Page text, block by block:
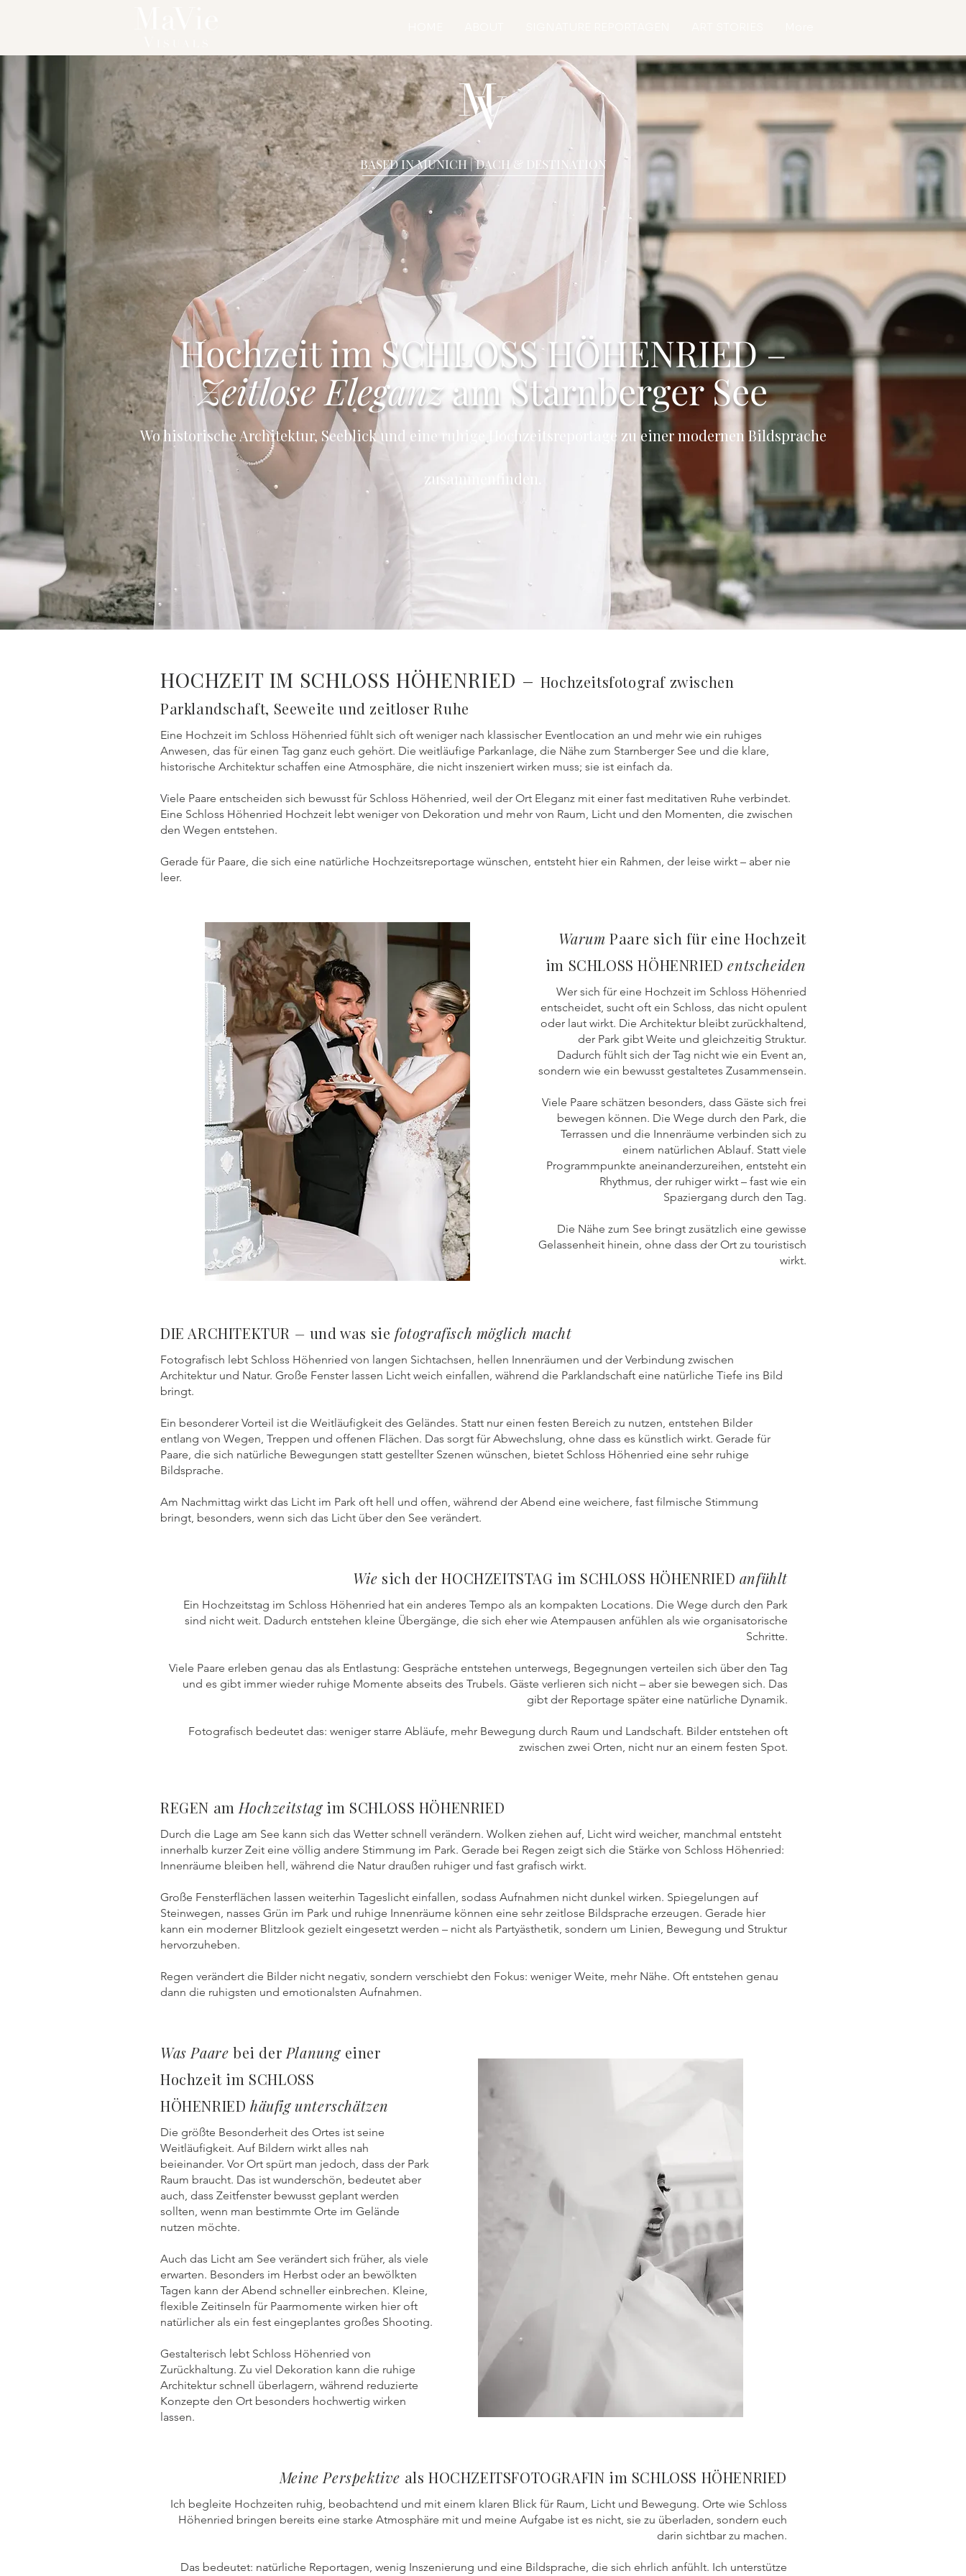
BASED IN MUNICH | DACH & DESTINATION
Hochzeit im SCHLOSS HÖHENRIED –
Zeitlose Eleganzam Starnberger See
Wo historische Architektur, Seeblick und eine ruhige Hochzeitsreportage zu einer modernen Bildsprache
zusammenfinden.
HOCHZEIT IM SCHLOSS HÖHENRIED – Hochzeitsfotograf zwischen
Parklandschaft, Seeweite und zeitloser Ruhe
Eine Hochzeit im Schloss Höhenried fühlt sich oft weniger nach klassischer Eventlocation an und mehr wie ein ruhiges
Anwesen, das für einen Tag ganz euch gehört. Die weitläufige Parkanlage, die Nähe zum Starnberger See und die klare,
historische Architektur schaffen eine Atmosphäre, die nicht inszeniert wirken muss; sie ist einfach da.
Viele Paare entscheiden sich bewusst für Schloss Höhenried, weil der Ort Eleganz mit einer fast meditativen Ruhe verbindet.
Eine Schloss Höhenried Hochzeit lebt weniger von Dekoration und mehr von Raum, Licht und den Momenten, die zwischen
den Wegen entstehen.
Gerade für Paare, die sich eine natürliche Hochzeitsreportage wünschen, entsteht hier ein Rahmen, der leise wirkt – aber nie
leer.
Warum Paare sich für eine Hochzeit
im SCHLOSS HÖHENRIED entscheiden
Wer sich für eine Hochzeit im Schloss Höhenried
entscheidet, sucht oft ein Schloss, das nicht opulent
oder laut wirkt. Die Architektur bleibt zurückhaltend,
der Park gibt Weite und gleichzeitig Struktur.
Dadurch fühlt sich der Tag nicht wie ein Event an,
sondern wie ein bewusst gestaltetes Zusammensein.
Viele Paare schätzen besonders, dass Gäste sich frei
bewegen können. Die Wege durch den Park, die
Terrassen und die Innenräume verbinden sich zu
einem natürlichen Ablauf. Statt viele
Programmpunkte aneinanderzureihen, entsteht ein
Rhythmus, der ruhiger wirkt – fast wie ein
Spaziergang durch den Tag.
Die Nähe zum See bringt zusätzlich eine gewisse
Gelassenheit hinein, ohne dass der Ort zu touristisch
wirkt.
DIE ARCHITEKTUR – und was sie fotografisch möglich macht
Fotografisch lebt Schloss Höhenried von langen Sichtachsen, hellen Innenräumen und der Verbindung zwischen
Architektur und Natur. Große Fenster lassen Licht weich einfallen, während die Parklandschaft eine natürliche Tiefe ins Bild
bringt.
Ein besonderer Vorteil ist die Weitläufigkeit des Geländes. Statt nur einen festen Bereich zu nutzen, entstehen Bilder
entlang von Wegen, Treppen und offenen Flächen. Das sorgt für Abwechslung, ohne dass es künstlich wirkt. Gerade für
Paare, die sich natürliche Bewegungen statt gestellter Szenen wünschen, bietet Schloss Höhenried eine sehr ruhige
Bildsprache.
Am Nachmittag wirkt das Licht im Park oft hell und offen, während der Abend eine weichere, fast filmische Stimmung
bringt, besonders, wenn sich das Licht über den See verändert.
Wie sich der HOCHZEITSTAG im SCHLOSS HÖHENRIED anfühlt
Ein Hochzeitstag im Schloss Höhenried hat ein anderes Tempo als an kompakten Locations. Die Wege durch den Park
sind nicht weit. Dadurch entstehen kleine Übergänge, die sich eher wie Atempausen anfühlen als wie organisatorische
Schritte.
Viele Paare erleben genau das als Entlastung: Gespräche entstehen unterwegs, Begegnungen verteilen sich über den Tag
und es gibt immer wieder ruhige Momente abseits des Trubels. Gäste verlieren sich nicht – aber sie bewegen sich. Das
gibt der Reportage später eine natürliche Dynamik.
Fotografisch bedeutet das: weniger starre Abläufe, mehr Bewegung durch Raum und Landschaft. Bilder entstehen oft
zwischen zwei Orten, nicht nur an einem festen Spot.
REGEN am Hochzeitstagim SCHLOSS HÖHENRIED
Durch die Lage am See kann sich das Wetter schnell verändern. Wolken ziehen auf, Licht wird weicher, manchmal entsteht
innerhalb kurzer Zeit eine völlig andere Stimmung im Park. Gerade bei Regen zeigt sich die Stärke von Schloss Höhenried:
Innenräume bleiben hell, während die Natur draußen ruhiger und fast grafisch wirkt.
Große Fensterflächen lassen weiterhin Tageslicht einfallen, sodass Aufnahmen nicht dunkel wirken. Spiegelungen auf
Steinwegen, nasses Grün im Park und ruhige Innenräume können eine sehr zeitlose Bildsprache erzeugen. Gerade hier
kann ein moderner Blitzlook gezielt eingesetzt werden – nicht als Partyästhetik, sondern um Linien, Bewegung und Struktur
hervorzuheben.
Regen verändert die Bilder nicht negativ, sondern verschiebt den Fokus: weniger Weite, mehr Nähe. Oft entstehen genau
dann die ruhigsten und emotionalsten Aufnahmen.
Was Paare bei der Planung einer
Hochzeit im SCHLOSS
HÖHENRIED häufig unterschätzen
Die größte Besonderheit des Ortes ist seine
Weitläufigkeit. Auf Bildern wirkt alles nah
beieinander. Vor Ort spürt man jedoch, dass der Park
Raum braucht. Das ist wunderschön, bedeutet aber
auch, dass Zeitfenster bewusst geplant werden
sollten, wenn man bestimmte Orte im Gelände
nutzen möchte.
Auch das Licht am See verändert sich früher, als viele
erwarten. Besonders im Herbst oder an bewölkten
Tagen kann der Abend schneller einbrechen. Kleine,
flexible Zeitinseln für Paarmomente wirken hier oft
natürlicher als ein fest eingeplantes großes Shooting.
Gestalterisch lebt Schloss Höhenried von
Zurückhaltung. Zu viel Dekoration kann die ruhige
Architektur schnell überlagern, während reduzierte
Konzepte den Ort besonders hochwertig wirken
lassen.
Meine Perspektive als HOCHZEITSFOTOGRAFIN im SCHLOSS HÖHENRIED
Ich begleite Hochzeiten ruhig, beobachtend und mit einem klaren Blick für Raum, Licht und Bewegung. Orte wie Schloss
Höhenried bringen bereits eine starke Atmosphäre mit und meine Aufgabe ist es nicht, sie zu überladen, sondern euch
darin sichtbar zu machen.
Das bedeutet: natürliche Reportagen, wenig Inszenierung und eine Bildsprache, die sich ehrlich anfühlt. Ich unterstütze